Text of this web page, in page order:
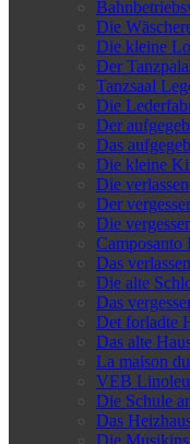
Die
Die kleine
Der
Tanzsaal
Die
Der
Das
Die kleine
Die
Der
Die
Camposanto
Das
Die alte
Das
Det forladte
Das alte
La maison
VEB
Die Schule
Das
Die